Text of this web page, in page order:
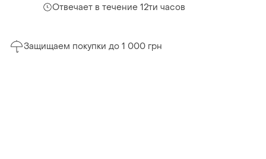
Отвечает в течение 12ти часов
Защищаем покупки до 1 000 грн